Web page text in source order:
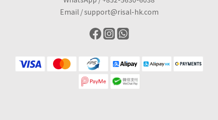
Email /support@risal-hk.com